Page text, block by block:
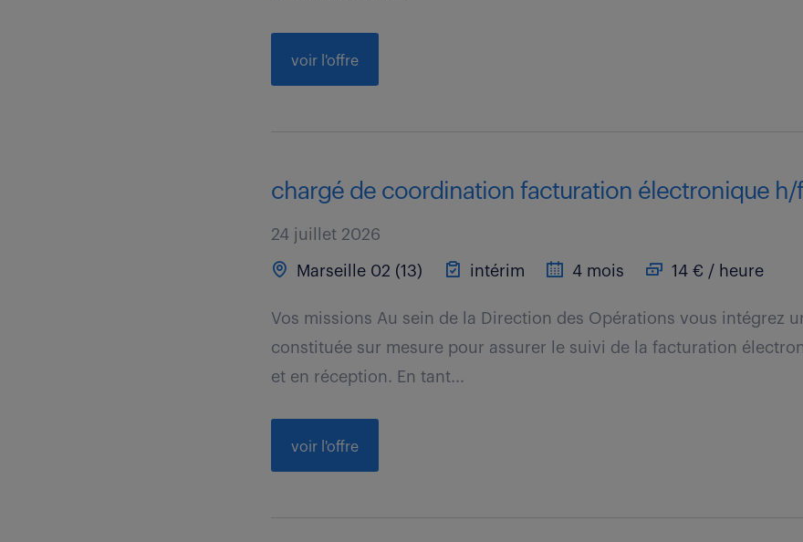
voir l'offre
chargé de coordination facturation électronique h/f
24 juillet 2026
Marseille 02 (13) intérim 4 mois 14 € / heure
Vos missions Au sein de la Direction des Opérations vous intégrez
constituée sur mesure pour assurer le suivi de la facturation
et en réception. En tant...
voir l'offre